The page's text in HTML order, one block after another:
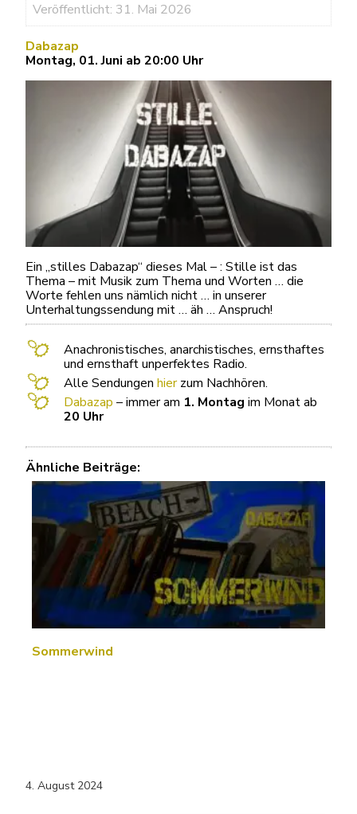
Veröffentlicht: 31. Mai 2026
Dabazap
Montag, 01. Juni ab 20:00 Uhr
Ein „stilles Dabazap“ dieses Mal – : Stille ist das
Thema – mit Musik zum Thema und Worten … die
Worte fehlen uns nämlich nicht … in unserer
Unterhaltungssendung mit … äh … Anspruch!
Anachronistisches, anarchistisches, ernsthaftes
und ernsthaft unperfektes Radio.
Alle Sendungen hierzum Nachhören.
Dabazap – immer am 1. Montag im Monat ab
20 Uhr
Ähnliche Beiträge:
Sommerwind
4. August 2024